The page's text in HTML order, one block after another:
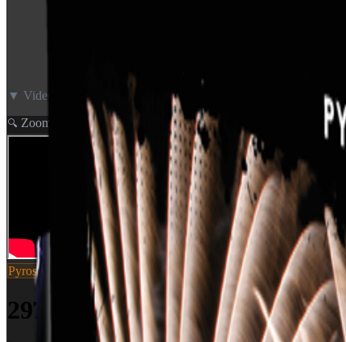
▼ Video neden for
🔍 Zoom
Pyroshow SKU:2970
2970 - ORANGE CROSSETTE